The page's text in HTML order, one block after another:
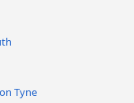
Tyne